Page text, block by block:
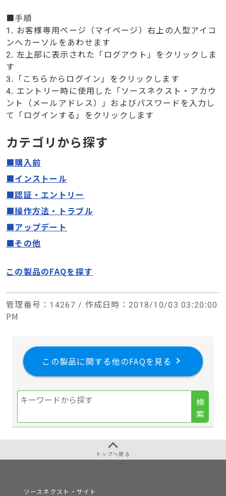
■手順
1. お客様専用ページ（マイページ）右上の人型アイコ
ンへカーソルをあわせます
2. 左上部に表示された「ログアウト」をクリックしま
す
3.「こちらからログイン」をクリックします
4. エントリー時に使用した「ソースネクスト・アカウ
ント（メールアドレス）」およびパスワードを入力し
て「ログインする」をクリックします
カテゴリから探す
■購入前
■インストール
■認証・エントリー
■操作方法・トラブル
■アップデート
■その他
この製品のFAQを探す
管理番号 ：14267 / 作成日時 ：2018/10/03 03:20:00
PM
この製品に関する他のFAQを見る
検
索
トップへ戻る
ソースネクスト・サイト